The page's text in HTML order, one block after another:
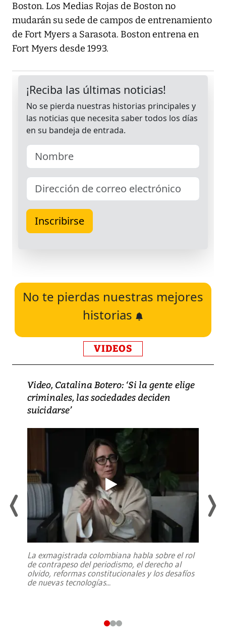
Boston. Los Medias Rojas de Boston no
mudarán su sede de campos de entrenamiento
de Fort Myers a Sarasota. Boston entrena en
Fort Myers desde 1993.
No te pierdas nuestras mejores
historias
VIDEOS
Video, Catalina Botero: ‘Si la gente elige
criminales, las sociedades deciden
suicidarse’
La exmagistrada colombiana habla sobre el rol
de contrapeso del periodismo, el derecho al
olvido, reformas constitucionales y los desafíos
de nuevas tecnologías...